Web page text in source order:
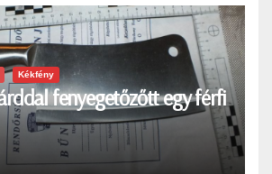
Kékfény
fenyegetőzőtt egy férfi